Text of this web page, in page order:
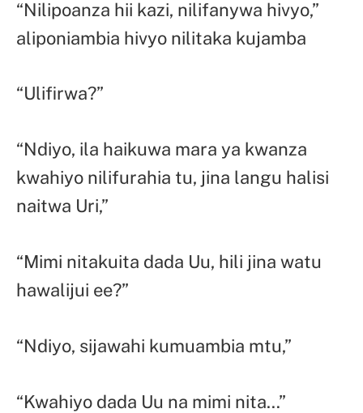
“Nilipoanza hii kazi, nilifanywa hivyo,”
aliponiambia hivyo nilitaka kujamba
“Ulifirwa?”
“Ndiyo, ila haikuwa mara ya kwanza
kwahiyo nilifurahia tu, jina langu halisi
naitwa Uri,”
“Mimi nitakuita dada Uu, hili jina watu
hawalijui ee?”
“Ndiyo, sijawahi kumuambia mtu,”
“Kwahiyo dada Uu na mimi nita…”